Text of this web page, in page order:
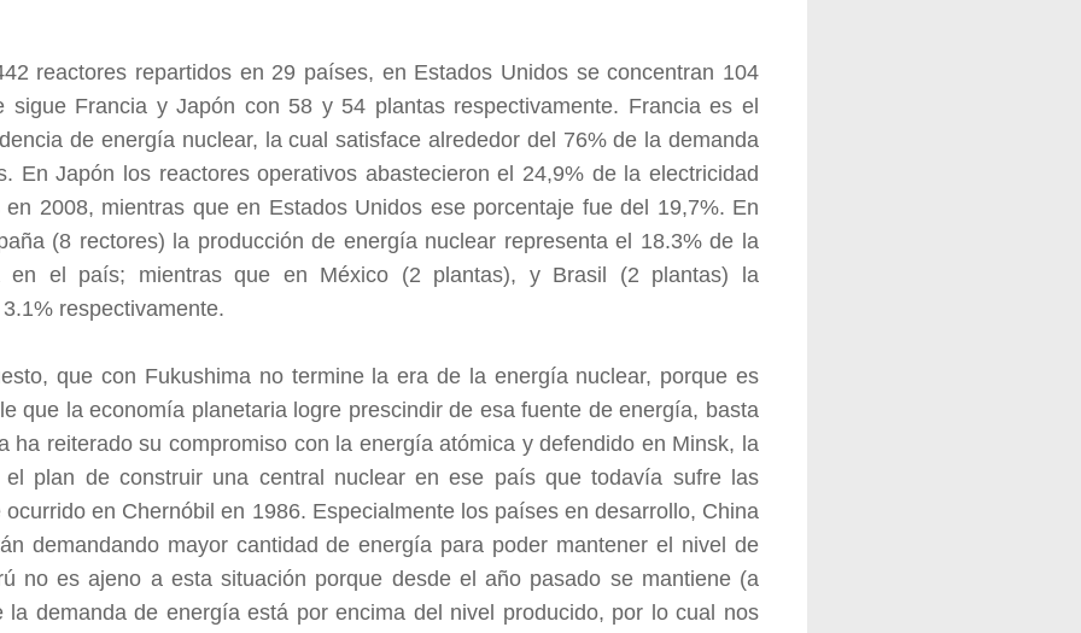
reactores repartidos en 29 países, en Estados Unidos se concentran 104
sigue Francia y Japón con 58 y 54 plantas respectivamente. Francia es el
de energía nuclear, la cual satisface alrededor del 76% de la demanda
En Japón los reactores operativos abastecieron el 24,9% de la electricidad
2008, mientras que en Estados Unidos ese porcentaje fue del 19,7%. En
(8 rectores) la producción de energía nuclear representa el 18.3% de la
en el país; mientras que en México (2 plantas), y Brasil (2 plantas) la
respectivamente.
que con Fukushima no termine la era de la energía nuclear, porque es
que la economía planetaria logre prescindir de esa fuente de energía, basta
ha reiterado su compromiso con la energía atómica y defendido en Minsk, la
el plan de construir una central nuclear en ese país que todavía sufre las
en Chernóbil en 1986. Especialmente los países en desarrollo, China
demandando mayor cantidad de energía para poder mantener el nivel de
no es ajeno a esta situación porque desde el año pasado se mantiene (a
la demanda de energía está por encima del nivel producido, por lo cual nos